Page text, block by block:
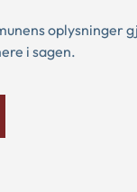
oplysninger
i sagen.